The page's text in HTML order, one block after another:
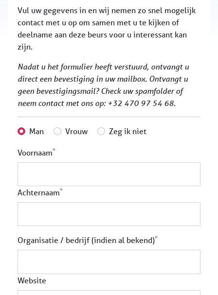
Vul uw gegevens in en wij nemen zo snel mogelijk
contact met u op om samen met u te kijken of
deelname aan deze beurs voor u interessant kan
zijn.
Nadat u het formulier heeft verstuurd, ontvangt u
direct een bevestiging in uw mailbox. Ontvangt u
geen bevestigingsmail? Check uw spamfolder of
neem contact met ons op: +32 470 97 54 68.
Man Vrouw Zeg ik niet
Voornaam*
Achternaam*
Organisatie / bedrijf (indien al bekend)*
Website